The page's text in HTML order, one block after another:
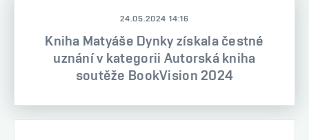
24.05.2024 14:16
Kniha Matyáše Dynky získala čestné
uznání v kategorii Autorská kniha
soutěže BookVision 2024